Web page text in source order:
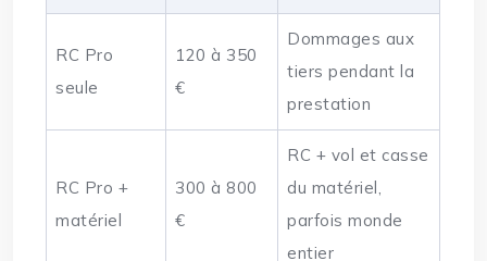
RC Pro
seule
120 à 350
€
Dommages aux
tiers pendant la
prestation
RC Pro +
matériel
300 à 800
€
RC + vol et casse
du matériel,
parfois monde
entier